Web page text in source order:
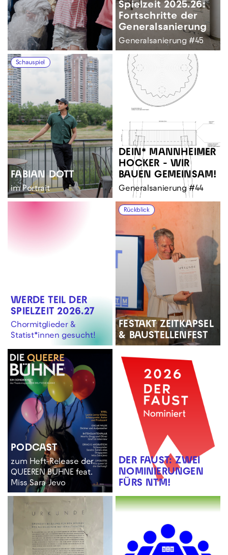
Spielzeit 2025.26:
Fortschritte der
General­sanierung
Generalsanierung #45
Schauspiel
FABIAN DOTT
im Portrait
DEIN* MANNHEIMER
HOCKER - WIR
BAUEN GEMEINSAM!
Generalsanierung #44
WERDE TEIL DER
SPIELZEIT 2026.27
Chormitglieder &
Statist*innen gesucht!
Rückblick
FESTAKT ZEITKAPSEL
& BAUSTELLENFEST
PODCAST
zum Heft-Release der
QUEEREN BÜHNE feat.
Miss Sara Jevo
DER FAUST: ZWEI
NOMINIERUNGEN
FÜRS NTM!